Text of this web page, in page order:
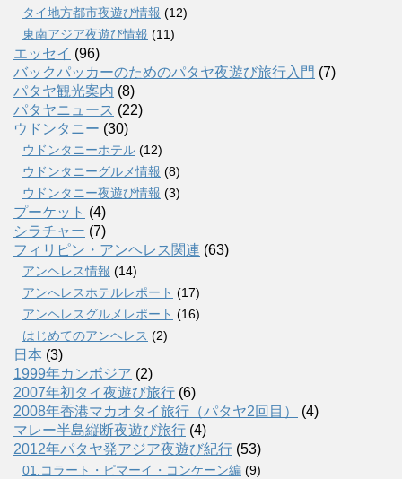
タイ地方都市夜遊び情報 (12)
東南アジア夜遊び情報 (11)
エッセイ (96)
バックパッカーのためのパタヤ夜遊び旅行入門 (7)
パタヤ観光案内 (8)
パタヤニュース (22)
ウドンタニー (30)
ウドンタニーホテル (12)
ウドンタニーグルメ情報 (8)
ウドンタニー夜遊び情報 (3)
プーケット (4)
シラチャー (7)
フィリピン・アンヘレス関連 (63)
アンヘレス情報 (14)
アンへレスホテルレポート (17)
アンヘレスグルメレポート (16)
はじめてのアンヘレス (2)
日本 (3)
1999年カンボジア (2)
2007年初タイ夜遊び旅行 (6)
2008年香港マカオタイ旅行（パタヤ2回目）
(4)
マレー半島縦断夜遊び旅行 (4)
2012年パタヤ発アジア夜遊び紀行 (53)
01.コラート・ピマーイ・コンケーン編 (9)